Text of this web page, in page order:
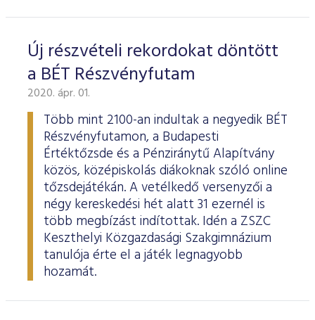
Új részvételi rekordokat döntött
a BÉT Részvényfutam
2020. ápr. 01.
Több mint 2100-an indultak a negyedik BÉT
Részvényfutamon, a Budapesti
Értéktőzsde és a Pénziránytű Alapítvány
közös, középiskolás diákoknak szóló online
tőzsdejátékán. A vetélkedő versenyzői a
négy kereskedési hét alatt 31 ezernél is
több megbízást indítottak. Idén a ZSZC
Keszthelyi Közgazdasági Szakgimnázium
tanulója érte el a játék legnagyobb
hozamát.